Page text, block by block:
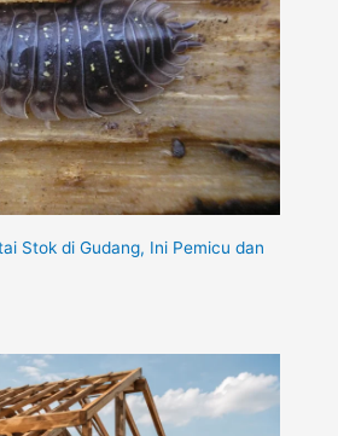
Stok di Gudang, Ini Pemicu dan